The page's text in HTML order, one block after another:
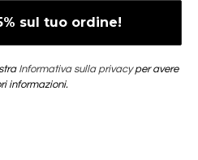
Informativa sulla privacyper avere
informazioni.